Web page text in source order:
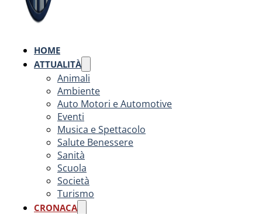
HOME
ATTUALITÀ
Animali
Ambiente
Auto Motori e Automotive
Eventi
Musica e Spettacolo
Salute Benessere
Sanità
Scuola
Società
Turismo
CRONACA